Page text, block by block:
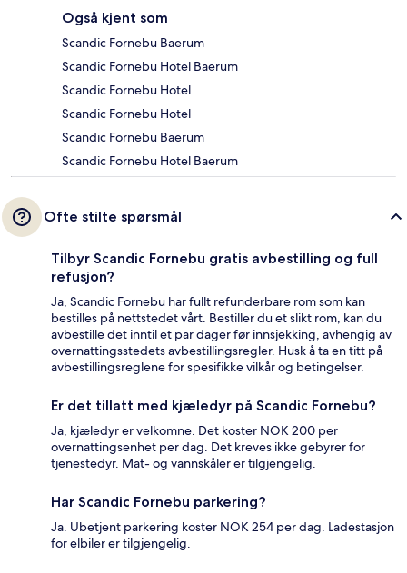
Også kjent som
Scandic Fornebu Baerum
Scandic Fornebu Hotel Baerum
Scandic Fornebu Hotel
Scandic Fornebu Hotel
Scandic Fornebu Baerum
Scandic Fornebu Hotel Baerum
Ofte stilte spørsmål
Tilbyr Scandic Fornebu gratis avbestilling og full
refusjon?
Ja, Scandic Fornebu har fullt refunderbare rom som kan
bestilles på nettstedet vårt. Bestiller du et slikt rom, kan du
avbestille det inntil et par dager før innsjekking, avhengig av
overnattingsstedets avbestillingsregler. Husk å ta en titt på
avbestillingsreglene for spesifikke vilkår og betingelser.
Er det tillatt med kjæledyr på Scandic Fornebu?
Ja, kjæledyr er velkomne. Det koster NOK 200 per
overnattingsenhet per dag. Det kreves ikke gebyrer for
tjenestedyr. Mat- og vannskåler er tilgjengelig.
Har Scandic Fornebu parkering?
Ja. Ubetjent parkering koster NOK 254 per dag. Ladestasjon
for elbiler er tilgjengelig.